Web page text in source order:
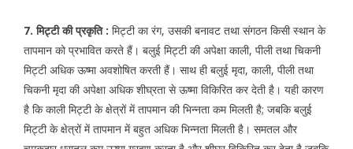
7. मिट्टी की प्रकृति : मिट्टी का रंग, उसकी बनावट तथा संगठन किसी स्थान के
तापमान को प्रभावित करते हैं। बलुई मिट्टी की अपेक्षा काली, पीली तथा चिकनी
मिट्टी अधिक ऊष्मा अवशोषित करती हैं। साथ ही बलुई मृदा, काली, पीली तथा
चिकनी मृदा की अपेक्षा अधिक शीघ्रता से ऊष्मा विकिरित कर देती है। यही कारण
है कि काली मिट्टी के क्षेत्रों में तापमान की भिन्नता कम मिलती है; जबकि बलुई
मिट्टी के क्षेत्रों में तापमान में बहुत अधिक भिन्नता मिलती है। समतल और